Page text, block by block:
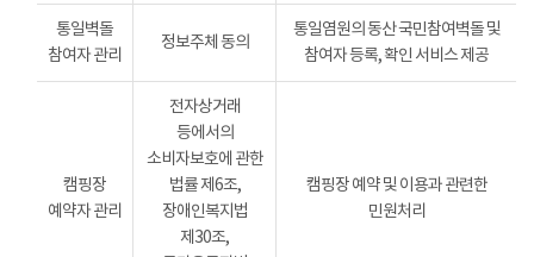
통일벽돌
참여자 관리
정보주체 동의
통일염원의 동산 국민참여벽돌 및
참여자 등록, 확인 서비스 제공
캠핑장
예약자 관리
전자상거래
등에서의
소비자보호에 관한
법률 제6조,
장애인복지법
제30조,
캠핑장 예약 및 이용과 관련한
민원처리